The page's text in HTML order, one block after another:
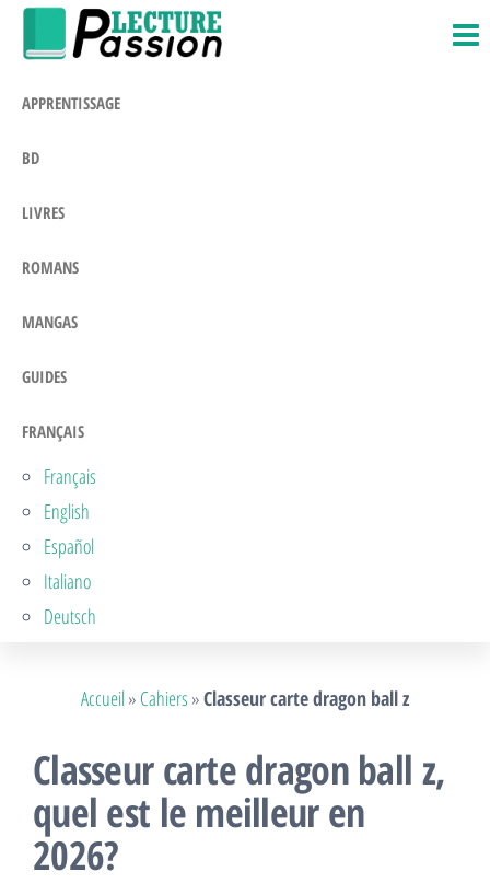
Passer
APPRENTISSAGE
BD
LIVRES
ROMANS
MANGAS
GUIDES
FRANÇAIS
Français
English
Español
Italiano
Deutsch
Accueil» Cahiers »Classeur carte dragon ball z
Classeur carte dragon ball z,
quel est le meilleur en
2026?